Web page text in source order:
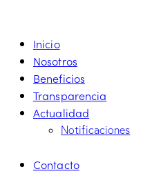
Inicio
Nosotros
Beneficios
Transparencia
Actualidad
Notificaciones
Contacto